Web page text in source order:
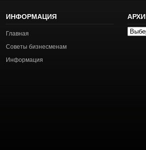
ИНФОРМАЦИЯ
Главная
Советы бизнесменам
Информация
Архив